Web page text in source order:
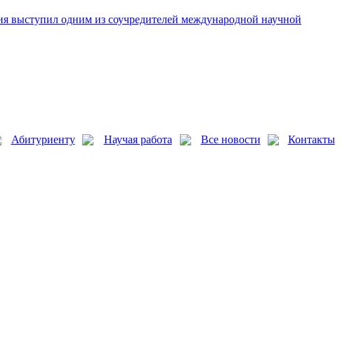
выступил одним из соучредителей международной научной
Абитуриенту Научая работа Все новости Контакты